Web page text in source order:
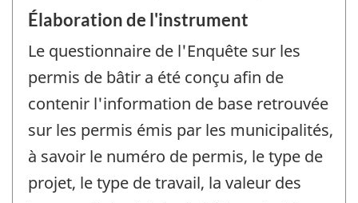
Élaboration de l'instrument
Le questionnaire de l'Enquête sur les
permis de bâtir a été conçu afin de
contenir l'information de base retrouvée
sur les permis émis par les municipalités,
à savoir le numéro de permis, le type de
projet, le type de travail, la valeur des